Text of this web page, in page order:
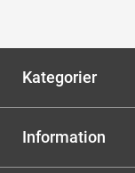
Kategorier
Information